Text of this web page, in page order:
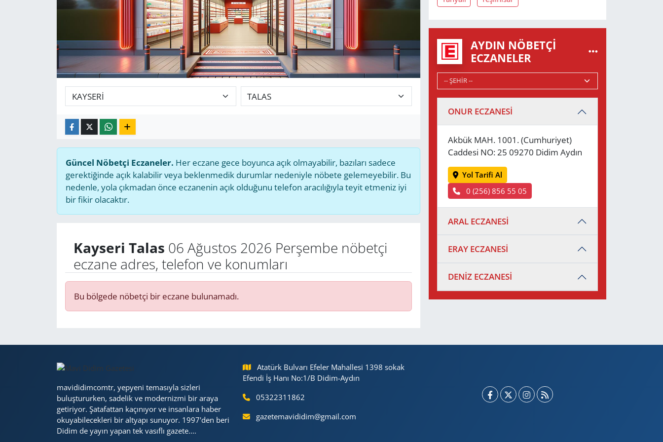
Güncel Nöbetçi Eczaneler. Her eczane gece boyunca açık olmayabilir, bazıları sadece
gerektiğinde açık kalabilir veya beklenmedik durumlar nedeniyle nöbete gelemeyebilir. Bu
nedenle, yola çıkmadan önce eczanenin açık olduğunu telefon aracılığıyla teyit etmeniz iyi
bir fikir olacaktır.
Kayseri Talas 06 Ağustos 2026 Perşembe nöbetçi
eczane adres, telefon ve konumları
Bu bölgede nöbetçi bir eczane bulunamadı.
AYDIN NÖBETÇI
ECZANELER
ONUR ECZANESİ
Akbük MAH. 1001. (Cumhuriyet)
Caddesi NO: 25 09270 Didim Aydın
Yol Tarifi Al
0 (256) 856 55 05
ARAL ECZANESİ
ERAY ECZANESİ
DENİZ ECZANESİ
mavididimcomtr, yepyeni temasıyla sizleri
buluştururken, sadelik ve modernizmi bir araya
getiriyor. Şatafattan kaçınıyor ve insanlara haber
okuyabilecekleri bir altyapı sunuyor. 1997'den beri
Didim de yayın yapan tek vasıflı gazete....
Atatürk Bulvarı Efeler Mahallesi 1398 sokak
Efendi İş Hanı No:1/B Didim-Aydın
05322311862
gazetemavididim@gmail.com
HABERDE İNSAN
KÜLTÜR SANAT
POLİTİKA